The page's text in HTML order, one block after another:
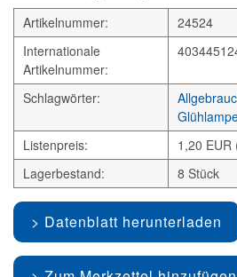
Artikelnummer:
24524
Internationale
Artikelnummer:
Schlagwörter:
Listenpreis:
1,20 EUR
Lagerbestand:
8 Stück
Datenblatt herunterladen